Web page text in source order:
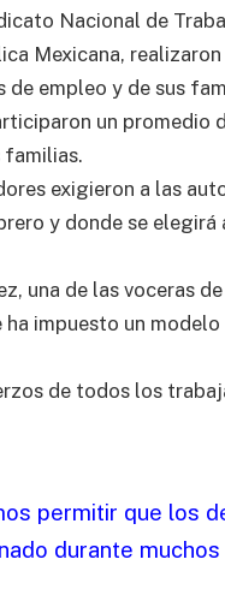
Nacional de
Mexicana,
de empleo y de sus
un promedio
familias.
exigieron a las
y donde se
una de las voceras
ha impuesto un
de todos los
permitir que los
durante